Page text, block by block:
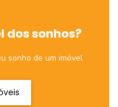
dos sonhos?
sonho de um imóvel